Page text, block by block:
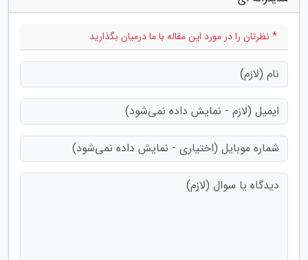
* نظرتان را در مورد این مقاله با ما درمیان بگذارید